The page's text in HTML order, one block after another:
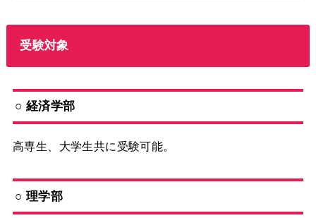
受験対象
○ 経済学部
高専生、大学生共に受験可能。
○ 理学部